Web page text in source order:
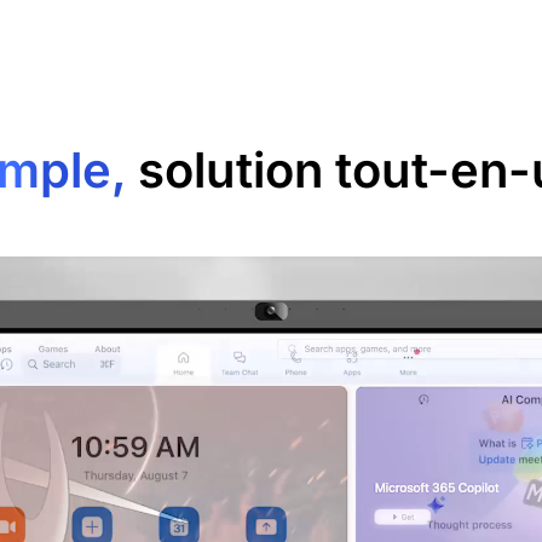
solution tout-en-